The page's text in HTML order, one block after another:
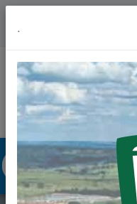
.